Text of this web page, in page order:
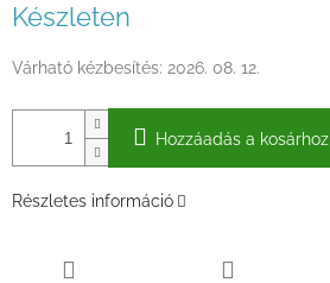
Készleten
Várható kézbesítés: 2026. 08. 12.
Hozzáadás a kosárhoz
Részletes információ